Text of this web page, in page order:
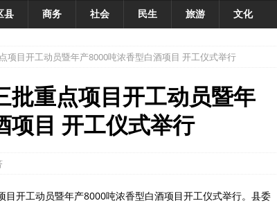
县 商务 社会 民生 旅游 文化
项目开工动员暨年产8000吨浓香型白酒项目 开工仪式举行
批重点项目开工动员暨年
项目 开工仪式举行
开工动员暨年产8000吨浓香型白酒项目开工仪式举行。县委